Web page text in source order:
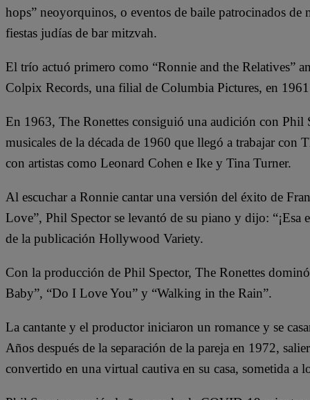
hops” neoyorquinos, o eventos de baile patrocinados de
fiestas judías de bar mitzvah.
El trío actuó primero como “Ronnie and the Relatives”
Colpix Records, una filial de Columbia Pictures, en
En 1963, The Ronettes consiguió una audición con Phil
musicales de la década de 1960 que llegó a trabajar con
con artistas como Leonard Cohen e Ike y Tina Turner.
Al escuchar a Ronnie cantar una versión del éxito de
Love”, Phil Spector se levantó de su piano y dijo: “¡Esa
de la publicación Hollywood Variety.
Con la producción de Phil Spector, The Ronettes
Baby”, “Do I Love You” y “Walking in the Rain”.
La cantante y el productor iniciaron un romance y se
Años después de la separación de la pareja en 1972,
convertido en una virtual cautiva en su casa, sometida a